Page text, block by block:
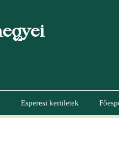
Esperesi kerületek